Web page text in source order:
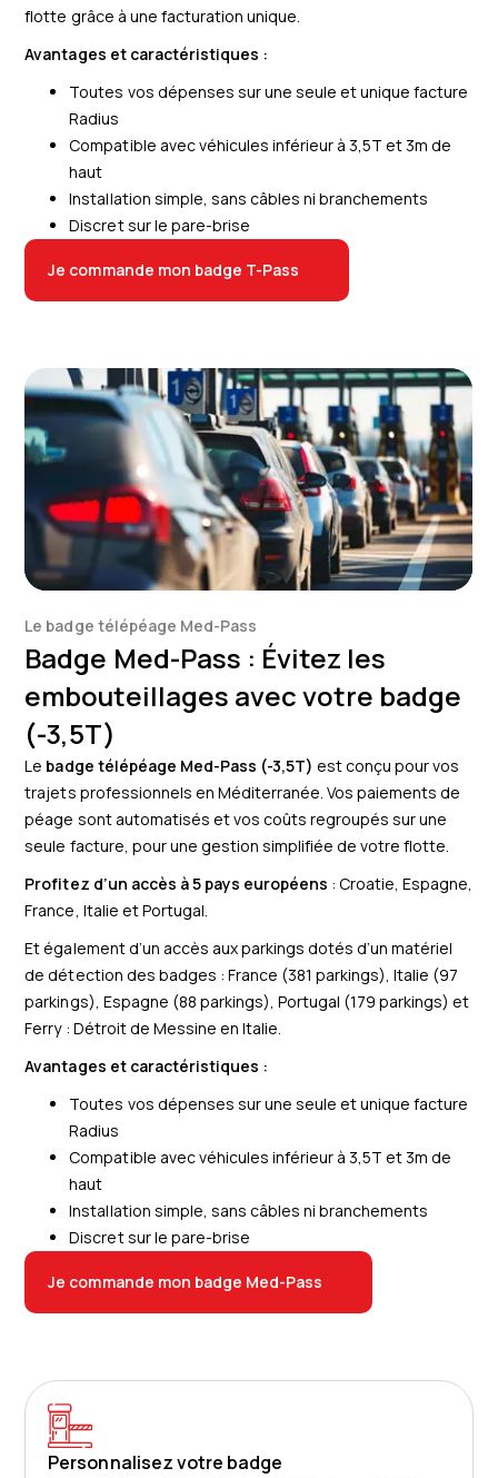
flotte grâce à une facturation unique.
Avantages et caractéristiques :
Toutes vos dépenses sur une seule et unique facture
Radius
Compatible avec véhicules inférieur à 3,5T et 3m de
haut
Installation simple, sans câbles ni branchements
Discret sur le pare-brise
Je commande mon badge T-Pass
Le badge télépéage Med-Pass
Badge Med-Pass : Évitez les
embouteillages avec votre badge
(-3,5T)
Le badge télépéage Med-Pass (-3,5T) est conçu pour vos
trajets professionnels en Méditerranée. Vos paiements de
péage sont automatisés et vos coûts regroupés sur une
seule facture, pour une gestion simplifiée de votre flotte.
Profitez d’un accès à 5 pays européens : Croatie, Espagne,
France, Italie et Portugal.
Et également d’un accès aux parkings dotés d’un matériel
de détection des badges : France (381 parkings), Italie (97
parkings), Espagne (88 parkings), Portugal (179 parkings) et
Ferry : Détroit de Messine en Italie.
Avantages et caractéristiques :
Toutes vos dépenses sur une seule et unique facture
Radius
Compatible avec véhicules inférieur à 3,5T et 3m de
haut
Installation simple, sans câbles ni branchements
Discret sur le pare-brise
Je commande mon badge Med-Pass
Personnalisez votre badge